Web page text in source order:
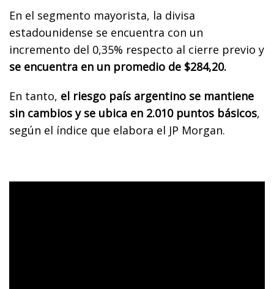
En el segmento mayorista, la divisa
estadounidense se encuentra con un
incremento del 0,35% respecto al cierre previo y
se encuentra en un promedio de $284,20.
En tanto, el riesgo país argentino se mantiene
sin cambios y se ubica en 2.010 puntos básicos,
según el índice que elabora el JP Morgan.